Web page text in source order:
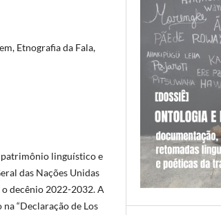
Etnografia da Fala,
patrimônio linguístico e
das Nações Unidas
decênio 2022-2032. A
“Declaração de Los